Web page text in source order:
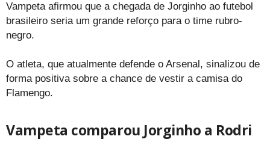
Vampeta afirmou que a chegada de Jorginho ao futebol
brasileiro seria um grande reforço para o time rubro-
negro.
O atleta, que atualmente defende o Arsenal, sinalizou de
forma positiva sobre a chance de vestir a camisa do
Flamengo.
Vampeta comparou Jorginho a Rodri